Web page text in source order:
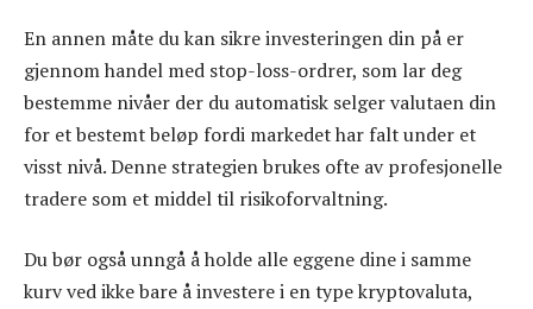
En annen måte du kan sikre investeringen din på er
gjennom handel med stop-loss-ordrer, som lar deg
bestemme nivåer der du automatisk selger valutaen din
for et bestemt beløp fordi markedet har falt under et
visst nivå. Denne strategien brukes ofte av profesjonelle
tradere som et middel til risikoforvaltning.
Du bør også unngå å holde alle eggene dine i samme
kurv ved ikke bare å investere i en type kryptovaluta,